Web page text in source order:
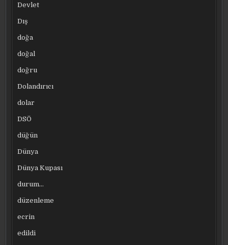
Devlet
Dış
doğa
doğal
doğru
Dolandırıcı
dolar
DSÖ
düğün
Dünya
Dünya Kupası
durum…
düzenleme
ecrin
edildi